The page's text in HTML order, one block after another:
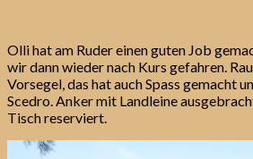
Olli hat am Ruder einen guten Job
wir dann wieder nach Kurs gefahren.
Vorsegel, das hat auch Spass gemacht
Scedro. Anker mit Landleine
Tisch reserviert.